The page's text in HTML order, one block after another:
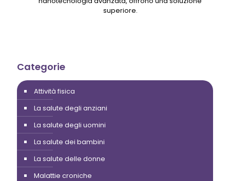
superiore.
Categorie
Attività fisica
La salute degli anziani
La salute degli uomini
La salute dei bambini
La salute delle donne
Malattie croniche